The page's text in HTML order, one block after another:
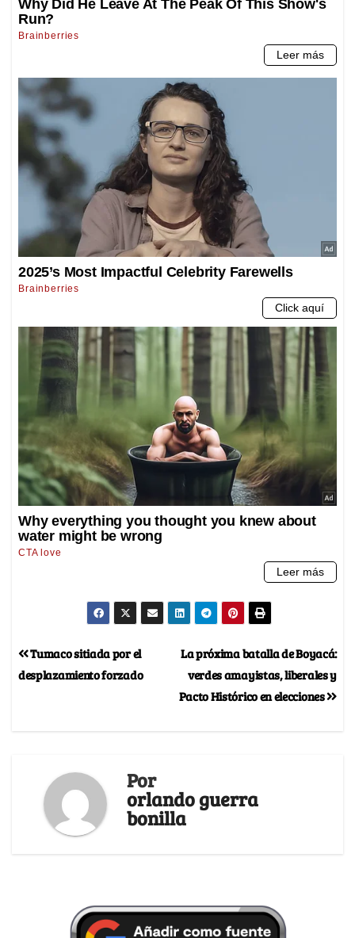
La próxima batalla de Boyacá:
verdes amayistas, liberales y
Pacto Histórico en elecciones
Tumaco sitiada por el
desplazamiento forzado
Por
orlando guerra
bonilla